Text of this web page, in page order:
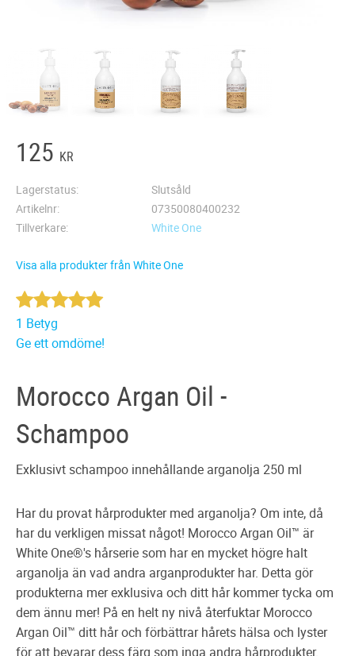
125 KR
Lagerstatus
Slutsåld
Artikelnr
07350080400232
Tillverkare
White One
Visa alla produkter från White One
1 Betyg
Ge ett omdöme!
Morocco Argan Oil -
Schampoo
Exklusivt schampoo innehållande arganolja 250 ml
Har du provat hårprodukter med arganolja? Om inte, då
har du verkligen missat något! Morocco Argan Oil™ är
White One®'s hårserie som har en mycket högre halt
arganolja än vad andra arganprodukter har. Detta gör
produkterna mer exklusiva och ditt hår kommer tycka om
dem ännu mer! På en helt ny nivå återfuktar Morocco
Argan Oil™ ditt hår och förbättrar hårets hälsa och lyster
för att bevarar dess färg som inga andra hårprodukter.